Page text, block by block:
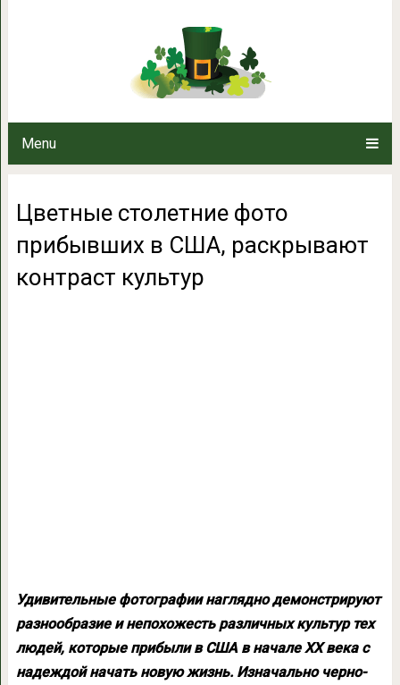
Menu
Цветные столетние фото
Цветные столетние фото
прибывших в США, раскрывают
контраст культур
Удивительные фотографии наглядно демонстрируют
разнообразие и непохожесть различных культур тех
людей, которые прибыли в США в начале XX века с
надеждой начать новую жизнь. Изначально черно-